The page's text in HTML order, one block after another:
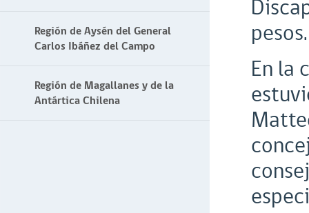
Región de Aysén del General
Carlos Ibáñez del Campo
Región de Magallanes y de la
Antártica Chilena
pesos.
En la